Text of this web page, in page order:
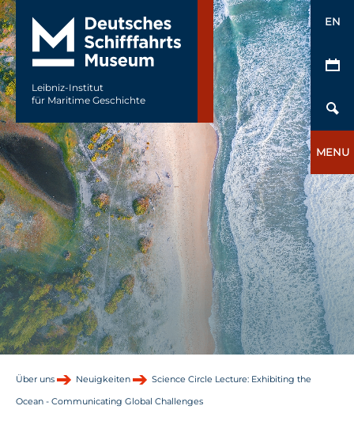
Leibniz-Institut
für Maritime Geschichte
EN
MENU
Über uns Neuigkeiten Science Circle Lecture: Exhibiting the
Ocean - Communicating Global Challenges